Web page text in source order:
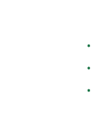
*
*
*